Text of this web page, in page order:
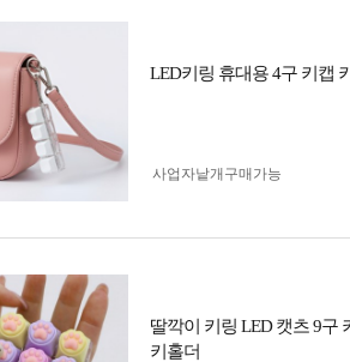
LED키링 휴대용 4구 키캡
사업자 낱개구매가능
딸깍이 키링 LED 캣츠 9구
키홀더